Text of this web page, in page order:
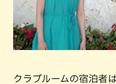
クラブルームの宿泊者